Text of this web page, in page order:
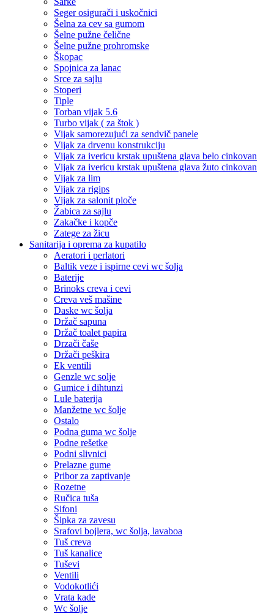
Seger osigurači i uskočnici
Šelna za cev sa gumom
Šelne pužne čelične
Šelne pužne prohromske
Škopac
Spojnica za lanac
Srce za sajlu
Stoperi
Tiple
Torban vijak 5.6
Turbo vijak ( za štok )
Vijak samorezujući za sendvič panele
Vijak za drvenu konstrukciju
Vijak za ivericu krstak upuštena glava belo cinkovan
Vijak za ivericu krstak upuštena glava žuto cinkovan
Vijak za lim
Vijak za rigips
Vijak za salonit ploče
Žabica za sajlu
Zakačke i kopče
Zatege za žicu
Sanitarija i oprema za kupatilo
Aeratori i perlatori
Baltik veze i ispirne cevi wc šolja
Baterije
Brinoks creva i cevi
Creva veš mašine
Daske wc šolja
Držač sapuna
Držač toalet papira
Drzači čaše
Držači peškira
Ek ventili
Genzle wc solje
Gumice i dihtunzi
Lule baterija
Manžetne wc šolje
Ostalo
Podna guma wc šolje
Podne rešetke
Podni slivnici
Prelazne gume
Pribor za zaptivanje
Rozetne
Ručica tuša
Sifoni
Šipka za zavesu
Srafovi bojlera, wc šolja, lavaboa
Tuš creva
Tuš kanalice
Tuševi
Ventili
Vodokotlići
Vrata kade
Wc šolje